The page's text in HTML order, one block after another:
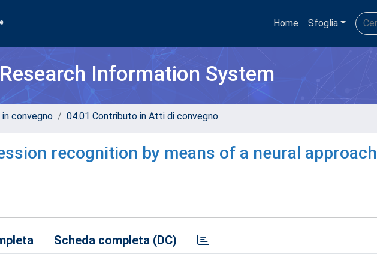
Home Sfoglia
Information System
convegno 04.01 Contributo in Atti di convegno
recognition by means of a neural approach
Scheda completa (DC)